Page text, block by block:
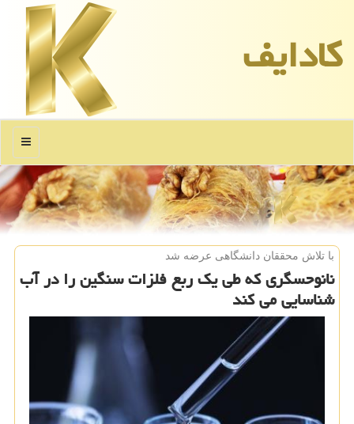
كادایف
منو
با تلاش محققان دانشگاهی عرضه شد
نانوحسگری كه طی یك ربع فلزات سنگین را در آب
شناسایی می كند